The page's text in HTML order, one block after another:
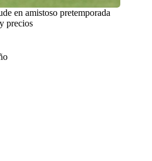
en amistoso pretemporada
precios